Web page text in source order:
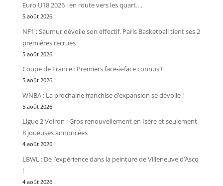
Euro U18 2026 : en route vers les quart….
5 août 2026
NF1 : Saumur dévoile son effectif, Paris Basketball tient ses 2
premières recrues
5 août 2026
Coupe de France : Premiers face-à-face connus !
5 août 2026
WNBA : La prochaine franchise d’expansion se dévoile !
5 août 2026
Ligue 2 Voiron : Gros renouvellement en Isère et seulement
8 joueuses annoncées
4 août 2026
LBWL : De l’expérience dans la peinture de Villeneuve d’Ascq
!
4 août 2026